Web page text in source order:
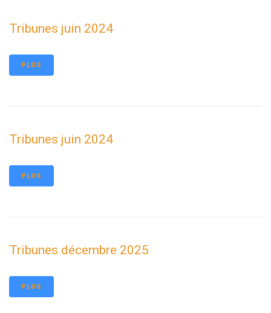
Tribunes juin 2024
PLUS
Tribunes juin 2024
PLUS
Tribunes décembre 2025
PLUS